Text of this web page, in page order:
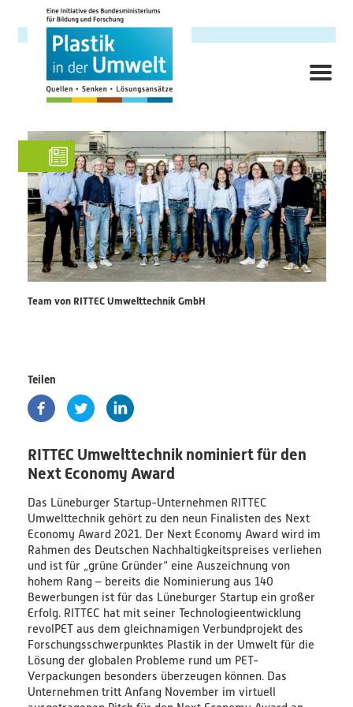
zum
Inhalt
Hauptnavigation
Forschungsschwerpunkt
Hintergrund
Ziele
Themenbereiche
Querschnittsthemen
PlastikNet
Verbundprojekte
Übersicht
Übersichtskarte
Veranstaltungen
Publikationen
News
Ergebnisse
Veröffentlichungen
Team von RITTEC Umwelttechnik GmbH
Teilen
RITTEC Umwelttechnik nominiert für den
Next Economy Award
Das Lüneburger Startup-Unternehmen RITTEC
Umwelttechnik gehört zu den neun Finalisten des Next
Economy Award 2021. Der Next Economy Award wird im
Rahmen des Deutschen Nachhaltigkeitspreises verliehen
und ist für „grüne Gründer“ eine Auszeichnung von
hohem Rang – bereits die Nominierung aus 140
Bewerbungen ist für das Lüneburger Startup ein großer
Erfolg. RITTEC hat mit seiner Technologieentwicklung
revolPET aus dem gleichnamigen Verbundprojekt des
Forschungsschwerpunktes Plastik in der Umwelt für die
Lösung der globalen Probleme rund um PET-
Verpackungen besonders überzeugen können. Das
Unternehmen tritt Anfang November im virtuell